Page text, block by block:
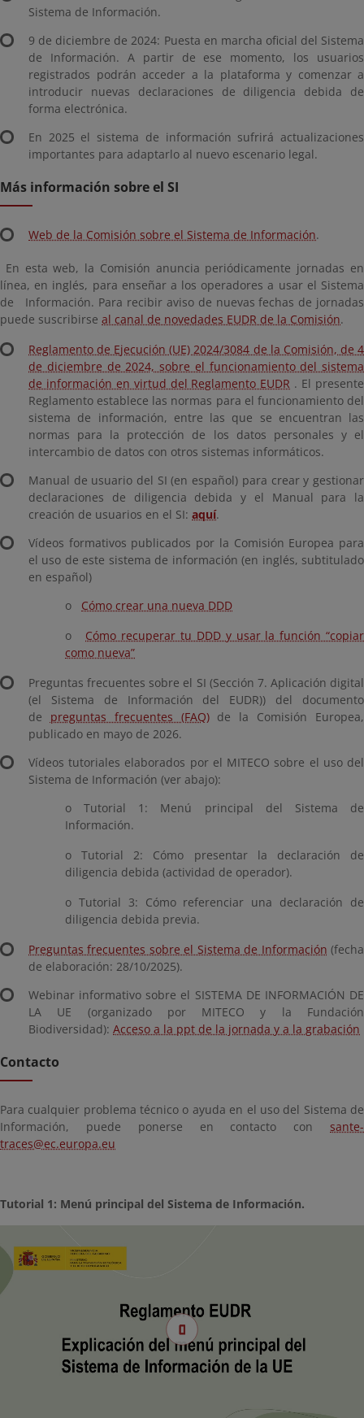
Sistema de Información.
9 de diciembre de 2024: Puesta en marcha oficial del Sistema
de Información. A partir de ese momento, los usuarios
registrados podrán acceder a la plataforma y comenzar a
introducir nuevas declaraciones de diligencia debida de
forma electrónica.
En 2025 el sistema de información sufrirá actualizaciones
importantes para adaptarlo al nuevo escenario legal.
Más información sobre el SI
Web de la Comisión sobre el Sistema de Información.
En esta web, la Comisión anuncia periódicamente jornadas en
línea, en inglés, para enseñar a los operadores a usar el Sistema
de Información. Para recibir aviso de nuevas fechas de jornadas
puede suscribirse al canal de novedades EUDR de la Comisión.
Reglamento de Ejecución (UE) 2024/3084 de la Comisión, de 4
de diciembre de 2024, sobre el funcionamiento del sistema
de información en virtud del Reglamento EUDR . El presente
Reglamento establece las normas para el funcionamiento del
sistema de información, entre las que se encuentran las
normas para la protección de los datos personales y el
intercambio de datos con otros sistemas informáticos.
Manual de usuario del SI (en español) para crear y gestionar
declaraciones de diligencia debida y el Manual para la
creación de usuarios en el SI: aquí.
Vídeos formativos publicados por la Comisión Europea para
el uso de este sistema de información (en inglés, subtitulado
en español)
o Cómo crear una nueva DDD
o Cómo recuperar tu DDD y usar la función “copiar
como nueva”
Preguntas frecuentes sobre el SI (Sección 7. Aplicación digital
(el Sistema de Información del EUDR)) del documento
de preguntas frecuentes (FAQ)de la Comisión Europea,
publicado en mayo de 2026.
Vídeos tutoriales elaborados por el MITECO sobre el uso del
Sistema de Información (ver abajo):
o Tutorial 1: Menú principal del Sistema de
Información.
o Tutorial 2: Cómo presentar la declaración de
diligencia debida (actividad de operador).
o Tutorial 3: Cómo referenciar una declaración de
diligencia debida previa.
Preguntas frecuentes sobre el Sistema de Información (fecha
de elaboración: 28/10/2025).
Webinar informativo sobre el SISTEMA DE INFORMACIÓN DE
LA UE (organizado por MITECO y la Fundación
Biodiversidad): Acceso a la ppt de la jornada y a la grabación
Contacto
Para cualquier problema técnico o ayuda en el uso del Sistema de
Información, puede ponerse en contacto con sante-
traces@ec.europa.eu
Tutorial 1: Menú principal del Sistema de Información.